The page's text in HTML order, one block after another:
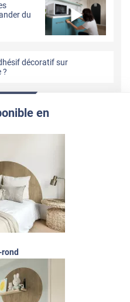
du
décoratif sur
?
en